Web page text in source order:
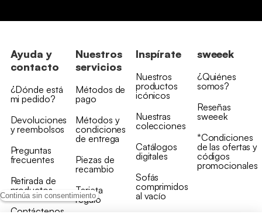
Continúa sin consentimiento
Ayuda y
contacto
¿Dónde está
mi pedido?
Devoluciones
y reembolsos
Preguntas
frecuentes
Retirada de
productos
Contáctenos
Nuestros
servicios
Métodos de
pago
Métodos y
condiciones
de entrega
Piezas de
recambio
Tarjeta
regalo
Inspírate
Nuestros
productos
icónicos
Nuestras
colecciones
Catálogos
digitales
Sofás
comprimidos
al vacío
sweeek
¿Quiénes
somos?
Reseñas
sweeek
*Condiciones
de las ofertas y
códigos
promocionales